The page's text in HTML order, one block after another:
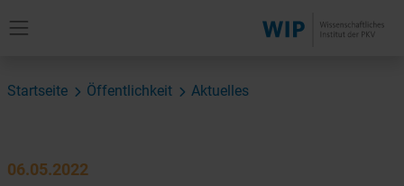
Startseite Öffentlichkeit Aktuelles
06.05.2022